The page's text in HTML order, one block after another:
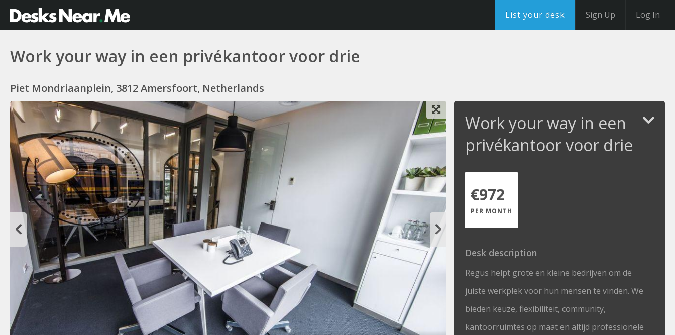
List your desk Sign Up Log In
Work your way in een privékantoor voor drie
Piet Mondriaanplein, 3812 Amersfoort, Netherlands
Work your way in een
privékantoor voor drie
€972
PER MONTH
Desk description
Regus helpt grote en kleine bedrijven om de
juiste werkplek voor hun mensen te vinden. We
bieden keuze, flexibiliteit, community,
kantoorruimtes op maat en altijd professionele